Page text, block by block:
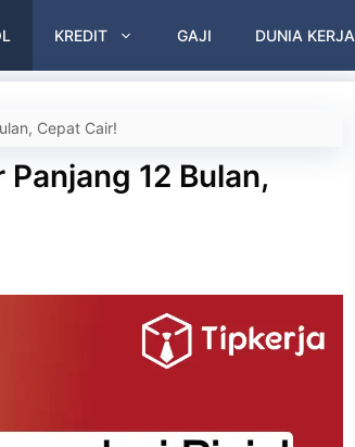
KREDIT GAJI DUNIA KERJA
Cepat Cair!
12 Bulan,